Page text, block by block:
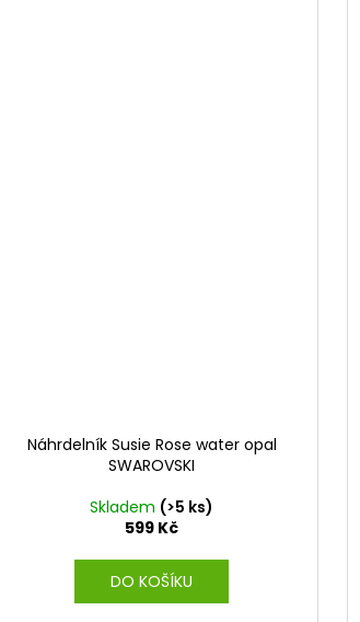
Náhrdelník Susie Rose water opal
SWAROVSKI
Skladem (>5 ks)
599 Kč
DO KOŠÍKU